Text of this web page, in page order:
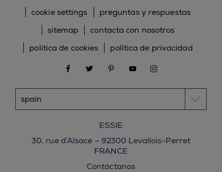
cookie settings
preguntas y respuestas
sitemap
contacta con nosotros
política de cookies
política de privacidad
facebooktwitter pinterestyoutubeinstagram
ESSIE
30, rue d’Alsace – 92300 Levallois-Perret
FRANCE
Contáctanos